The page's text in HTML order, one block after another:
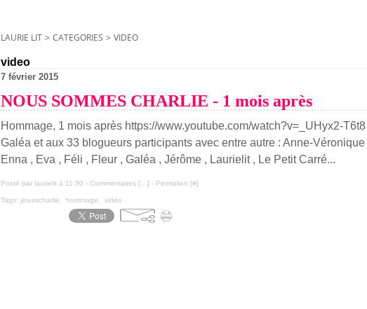
LAURIE LIT > CATEGORIES > VIDEO
video
7 février 2015
NOUS SOMMES CHARLIE - 1 mois après
Hommage, 1 mois après https://www.youtube.com/watch?v=_UHyx2-
Galéa et aux 33 blogueurs participants avec entre autre : Anne-
Enna , Eva , Féli , Fleur , Galéa , Jérôme , Laurielit , Le Petit Carré...
Posté par laurielit à 11:30 - Commentaires [ ] - Permalien [#]
Tags: jesuischarlie hommage vidéo